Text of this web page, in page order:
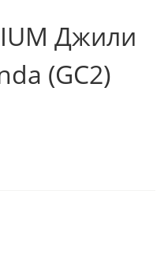
Джили
(GC2)